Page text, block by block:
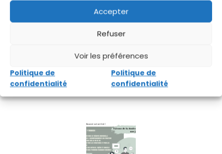
Accepter
Refuser
Voir les préférences
Politique de
confidentialité
Politique de
confidentialité
3 AVRIL 2023 MASOVÉ
6 BONNES RAISONS DE LAISSER LA PLACE AU THÉÂTRE
place à l’art théâtral, dans la prise en charge des
années maintenant que le théâtre est utilisé
comme une méthode de prise en charge…